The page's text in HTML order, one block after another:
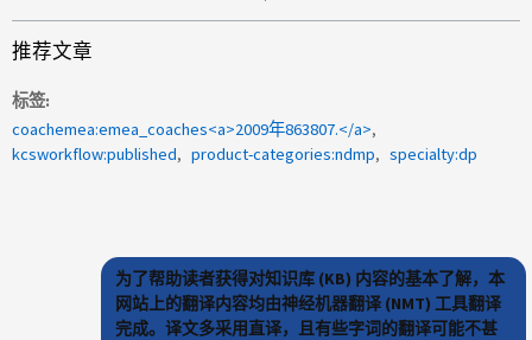
推荐文章
标签
coachemea:emea_coaches<a>2009年863807.</a>
kcsworkflow:published
product-categories:ndmp specialty:dp
为了帮助读者获得对知识库 (KB) 内容的基本了解，本
网站上的翻译内容均由神经机器翻译 (NMT) 工具翻译
完成。译文多采用直译，且有些字词的翻译可能不甚